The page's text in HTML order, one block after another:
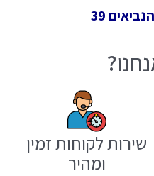
39
שירות לקוחות זמין
ומהיר